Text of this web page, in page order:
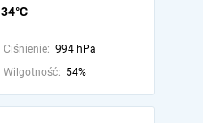
34°C
Ciśnienie: 994 hPa
Wilgotność: 54%